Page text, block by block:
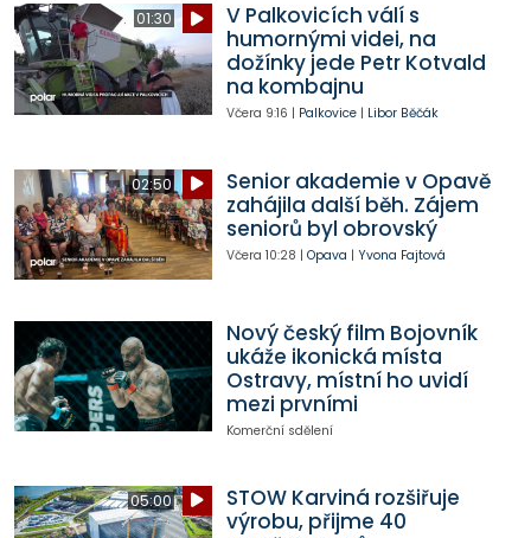
01:30
V Palkovicích válí s
humornými videi, na
dožínky jede Petr Kotvald
na kombajnu
Včera 9:16 | Palkovice| Libor Běčák
02:50
Senior akademie v Opavě
zahájila další běh. Zájem
seniorů byl obrovský
Včera 10:28 | Opava | Yvona Fajtová
Nový český film Bojovník
ukáže ikonická místa
Ostravy, místní ho uvidí
mezi prvními
Komerční sdělení
05:00
STOW Karviná rozšiřuje
výrobu, přijme 40